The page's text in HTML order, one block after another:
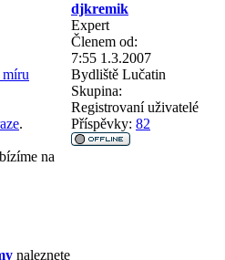
míru
.
na
naleznete
djkremik
Expert
Členem od:
7:55 1.3.2007
Bydliště Lučatin
Skupina:
Registrovaní uživatelé
Příspěvky: 82